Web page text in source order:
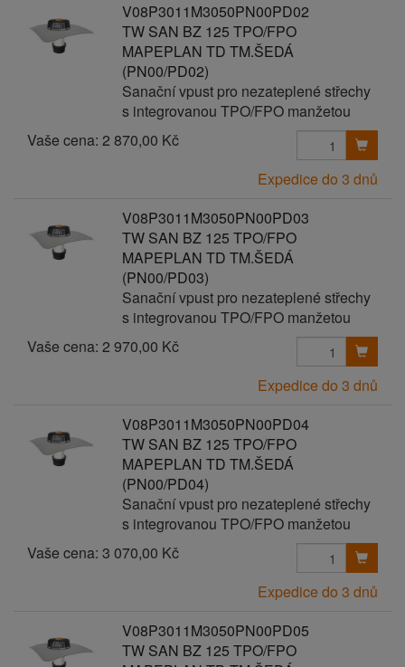
V08P3011M3050PN00PD02
TW SAN BZ 125 TPO/FPO
MAPEPLAN TD TM.ŠEDÁ
(PN00/PD02)
Sanační vpust pro nezateplené střechy
s integrovanou TPO/FPO manžetou
Vaše cena: 2 870,00 Kč
Expedice do 3 dnů
V08P3011M3050PN00PD03
TW SAN BZ 125 TPO/FPO
MAPEPLAN TD TM.ŠEDÁ
(PN00/PD03)
Sanační vpust pro nezateplené střechy
s integrovanou TPO/FPO manžetou
Vaše cena: 2 970,00 Kč
Expedice do 3 dnů
V08P3011M3050PN00PD04
TW SAN BZ 125 TPO/FPO
MAPEPLAN TD TM.ŠEDÁ
(PN00/PD04)
Sanační vpust pro nezateplené střechy
s integrovanou TPO/FPO manžetou
Vaše cena: 3 070,00 Kč
Expedice do 3 dnů
V08P3011M3050PN00PD05
TW SAN BZ 125 TPO/FPO